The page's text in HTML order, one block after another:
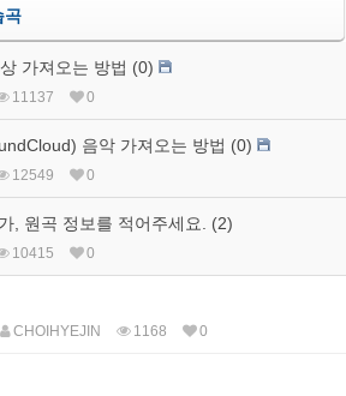
곡
가져오는 방법 (0)
11137 0
음악 가져오는 방법 (0)
12549 0
, 원곡 정보를 적어주세요. (2)
10415 0
CHOIHYEJIN 1168 0